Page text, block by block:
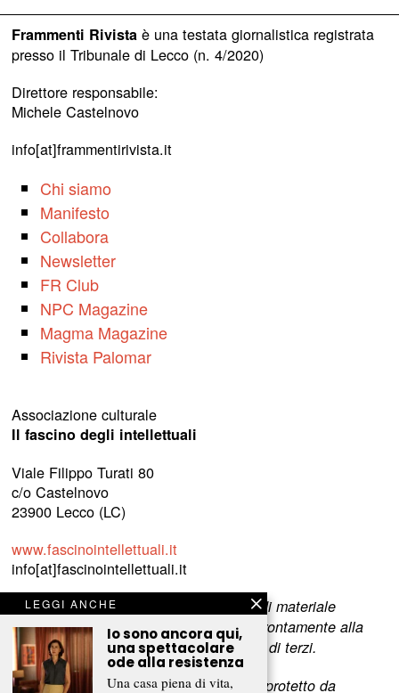
Frammenti Rivistaè una testata giornalistica registrata
presso il Tribunale di Lecco (n. 4/2020)
Direttore responsabile:
Michele Castelnovo
info[at]frammentirivista.it
Chi siamo
Manifesto
Collabora
Newsletter
FR Club
NPC Magazine
Magma Magazine
Rivista Palomar
Associazione culturale
Il fascino degli intellettuali
Viale Filippo Turati 80
c/o Castelnovo
23900 Lecco (LC)
www.fascinointellettuali.it
info[at]fascinointellettuali.it
Per segnalare eventuali errori nell’uso di materiale
riservato,scriveteci e provvederemo prontamente alla
rimozione del materiale lesivo dei diritti di terzi.
L’intero contenuto di questo sito web è protetto da
LEGGI ANCHE
Io sono ancora qui,
una spettacolare
ode alla resistenza
Una casa piena di vita,